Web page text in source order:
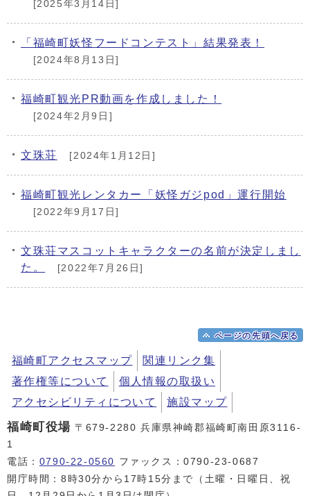
[2025年3月14日]
「福崎町妖怪フードコンテスト」結果発表！
[2024年8月13日]
福崎町観光PR動画を作成しました！
[2024年2月9日]
文珠荘 [2024年1月12日]
福崎町観光レンタカー「妖怪ガジpod」運行開始
[2022年9月17日]
文珠荘マスコットキャラクターの名前が決定しまし
た。
[2022年7月26日]
ページの先頭へ戻る
福崎町アクセスマップ
関連リンク集
著作権等について
個人情報の取扱い
アクセシビリティについて
施設マップ
福崎町役場 〒679-2280 兵庫県神崎郡福崎町南田原3116-
1
電話： 0790-22-0560 ファックス：0790-23-0687
開庁時間：8時30分から17時15分まで（土曜・日曜日、祝